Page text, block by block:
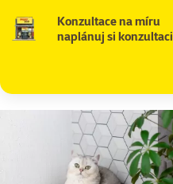
Konzultace na míru
naplánuj si konzultaci